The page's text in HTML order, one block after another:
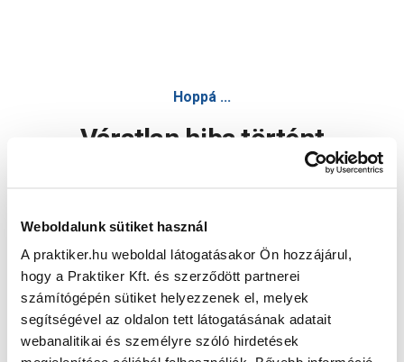
Weboldalunk sütiket használ
A praktiker.hu weboldal látogatásakor Ön hozzájárul,
hogy a Praktiker Kft. és szerződött partnerei
számítógépén sütiket helyezzenek el, melyek
segítségével az oldalon tett látogatásának adatait
webanalitikai és személyre szóló hirdetések
Hoppá ...
Váratlan hiba történt
Oldal újratöltése